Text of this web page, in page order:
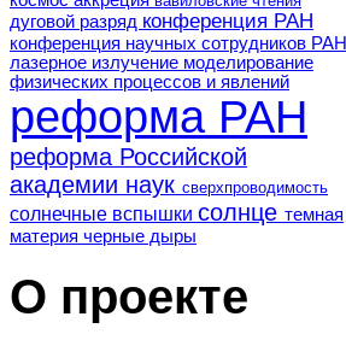
дуговой разряд конференция РАН
конференция научных сотрудников РАН
лазерное излучение моделирование
физических процессов и явлений
реформа РАН
реформа Российской
академии наук сверхпроводимость
солнечные вспышки солнце темная
материя черные дыры
О проекте